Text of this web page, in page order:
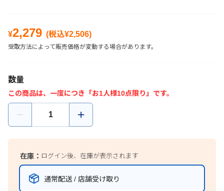
¥2,279 (税込¥2,506)
受取方法によって販売価格が変動する場合があります。
数量
この商品は、一度につき「お1人様10点限り」です。
在庫： ログイン後、在庫が表示されます
通常配送 / 店舗受け取り